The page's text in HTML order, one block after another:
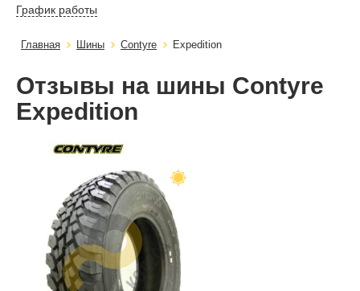
График работы
Главная Шины Contyre Expedition
Отзывы на шины Contyre
Expedition